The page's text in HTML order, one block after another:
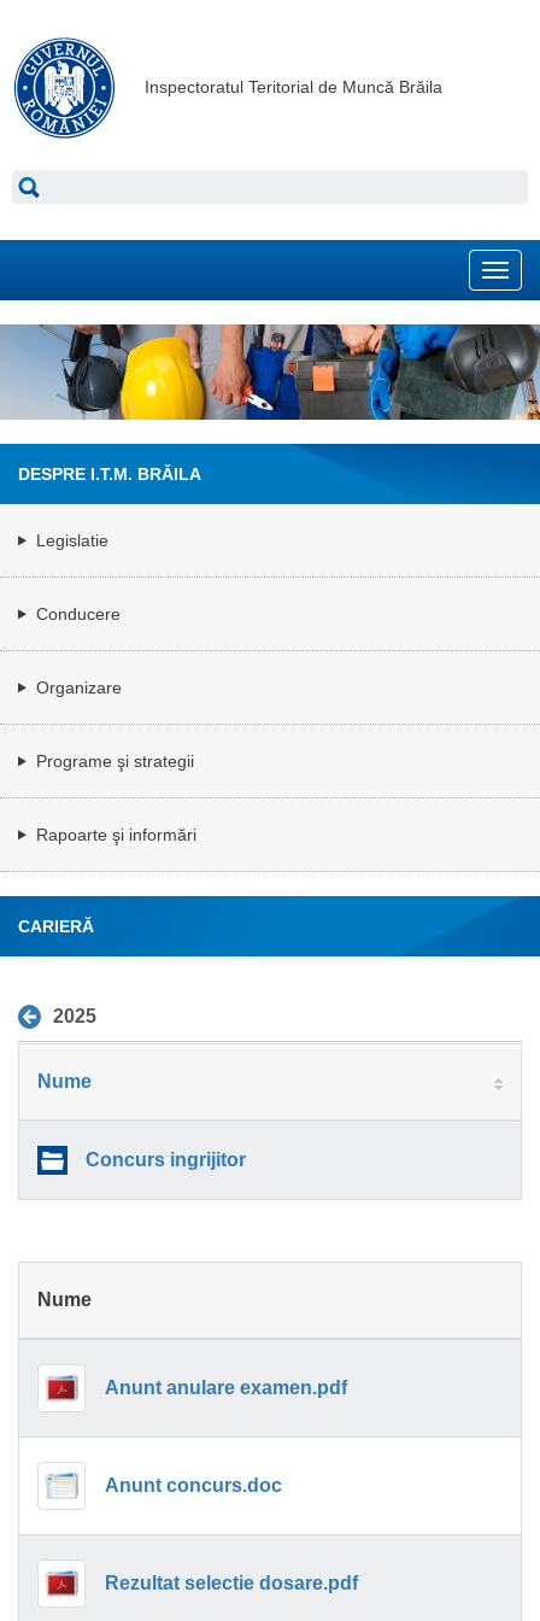
Inspectoratul Teritorial de Muncă Brăila
DESPRE I.T.M. BRĂILA
Legislatie
Conducere
Organizare
Programe şi strategii
Rapoarte şi informări
CARIERĂ
2025
Nume
Concurs ingrijitor
Nume
Anunt anulare examen.pdf
Anunt concurs.doc
Rezultat selectie dosare.pdf